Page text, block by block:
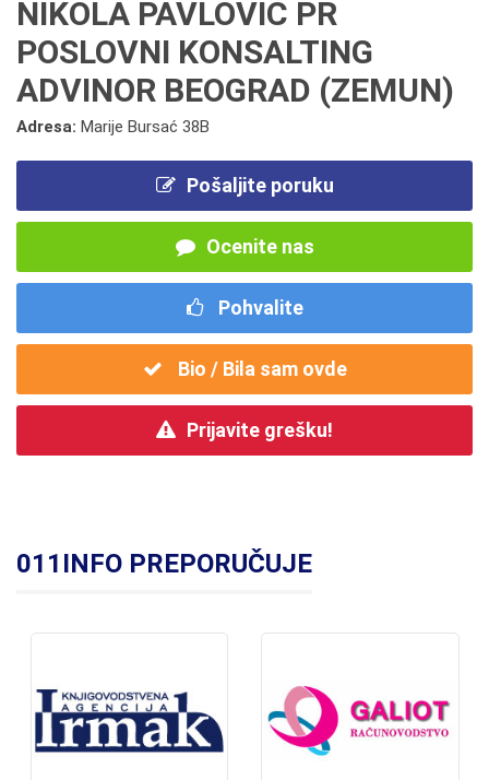
NIKOLA PAVLOVIĆ PR
POSLOVNI KONSALTING
ADVINOR BEOGRAD (ZEMUN)
Adresa: Marije Bursać 38B
Pošaljite poruku
Ocenite nas
Pohvalite
Bio / Bila sam ovde
Prijavite grešku!
011INFO PREPORUČUJE